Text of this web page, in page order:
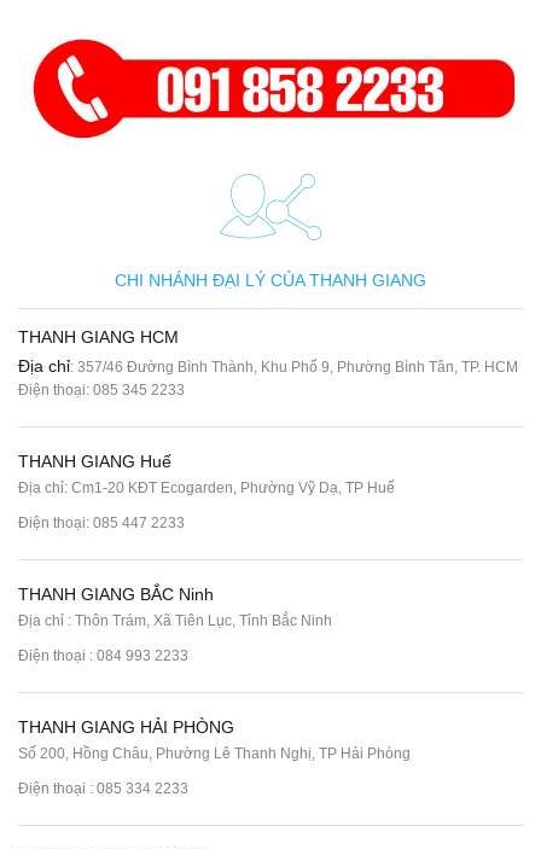
CHI NHÁNH ĐẠI LÝ CỦA THANH GIANG
THANH GIANG HCM
Địa chỉ: 357/46 Đường Bình Thành, Khu Phố 9, Phường Bình Tân, TP. HCM
Điện thoại: 085 345 2233
THANH GIANG Huế
Địa chỉ: Cm1-20 KĐT Ecogarden, Phường Vỹ Dạ, TP Huế
Điện thoại: 085 447 2233
THANH GIANG BẮC Ninh
Địa chỉ : Thôn Trám, Xã Tiên Lục, Tỉnh Bắc Ninh
Điện thoại : 084 993 2233
THANH GIANG HẢI PHÒNG
Số 200, Hồng Châu, Phường Lê Thanh Nghị, TP Hải Phòng
Điện thoại : 085 334 2233